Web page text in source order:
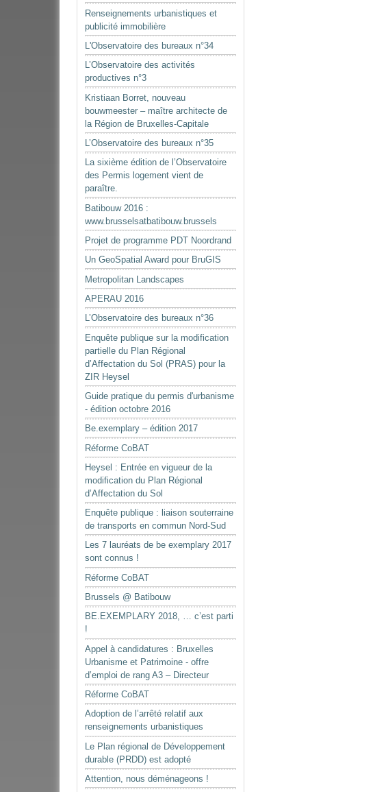
Renseignements urbanistiques et
publicité immobilière
L'Observatoire des bureaux n°34
L’Observatoire des activités
productives n°3
Kristiaan Borret, nouveau
bouwmeester – maître architecte de
la Région de Bruxelles-Capitale
L’Observatoire des bureaux n°35
La sixième édition de l’Observatoire
des Permis logement vient de
paraître.
Batibouw 2016 :
www.brusselsatbatibouw.brussels
Projet de programme PDT Noordrand
Un GeoSpatial Award pour BruGIS
Metropolitan Landscapes
APERAU 2016
L’Observatoire des bureaux n°36
Enquête publique sur la modification
partielle du Plan Régional
d’Affectation du Sol (PRAS) pour la
ZIR Heysel
Guide pratique du permis d'urbanisme
- édition octobre 2016
Be.exemplary – édition 2017
Réforme CoBAT
Heysel : Entrée en vigueur de la
modification du Plan Régional
d’Affectation du Sol
Enquête publique : liaison souterraine
de transports en commun Nord-Sud
Les 7 lauréats de be exemplary 2017
sont connus !
Réforme CoBAT
Brussels @ Batibouw
BE.EXEMPLARY 2018, … c’est parti
!
Appel à candidatures : Bruxelles
Urbanisme et Patrimoine - offre
d’emploi de rang A3 – Directeur
Réforme CoBAT
Adoption de l’arrêté relatif aux
renseignements urbanistiques
Le Plan régional de Développement
durable (PRDD) est adopté
Attention, nous déménageons !